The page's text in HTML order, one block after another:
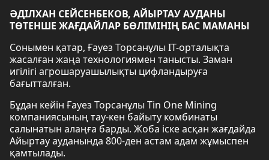
ӘДІЛХАН СЕЙСЕНБЕКОВ, АЙЫРТАУ АУДАНЫ
ТӨТЕНШЕ ЖАҒДАЙЛАР БӨЛІМІНІҢ БАС МАМАНЫ
Сонымен қатар, Ғауез Торсанұлы IT-орталықта
жасалған жаңа технологиямен танысты. Заман
игілігі агрошаруашылықты цифландыруға
бағытталған.
Бұдан кейін Ғауез Торсанұлы Tin One Mining
компаниясының тау-кен байыту комбинаты
салынатын алаңға барды. Жоба іске асқан жағдайда
Айыртау ауданында 800-ден астам адам жұмыспен
қамтылады.